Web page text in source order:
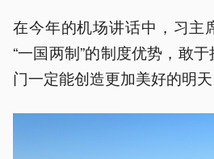
在今年的机场讲话中，习主
“一国两制”的制度优势，敢
门一定能创造更加美好的明天